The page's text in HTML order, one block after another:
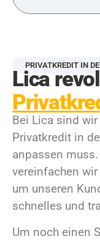
PRIVATKREDIT IN
Lica
Bei Lica sind
Privatkredit in
anpassen
vereinfachen
um unseren
schnelles und
Um noch einen